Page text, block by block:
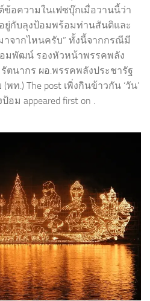
ข้อความในเฟซบุ๊กเมื่อวานนี้ว่า
ยู่กับลุงป้อมพร้อมท่านสันติและ
าจากไหนครับ” ทั้งนี้จากกรณีมี
มพัฒน์ รองหัวหน้าพรรคพลัง
ตนากร ผอ.พรรคพลังประชารัฐ
ท.) The post เพิ่งกินข้าวกัน ‘วัน’
อม appeared first on .